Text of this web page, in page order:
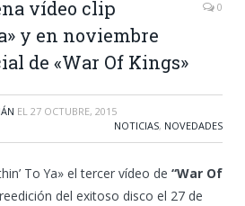
vídeo clip
y en noviembre
de «War Of Kings»
0
EL 27 OCTUBRE, 2015
NOTICIAS, NOVEDADES
To Ya» el tercer vídeo de “War Of
del exitoso disco el 27 de